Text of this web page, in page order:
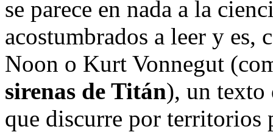
se parece en nada a la
acostumbrados a leer y
Noon o Kurt Vonnegut
sirenas de Titán), un texto
que discurre por territorios